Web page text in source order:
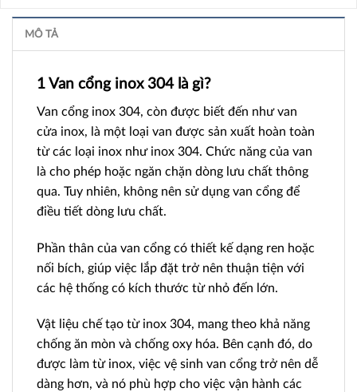
MÔ TẢ
1 Van cổng inox 304 là gì?
Van cổng inox 304, còn được biết đến như van
cửa inox, là một loại van được sản xuất hoàn toàn
từ các loại inox như inox 304. Chức năng của van
là cho phép hoặc ngăn chặn dòng lưu chất thông
qua. Tuy nhiên, không nên sử dụng van cổng để
điều tiết dòng lưu chất.
Phần thân của van cổng có thiết kế dạng ren hoặc
nối bích, giúp việc lắp đặt trở nên thuận tiện với
các hệ thống có kích thước từ nhỏ đến lớn.
Vật liệu chế tạo từ inox 304, mang theo khả năng
chống ăn mòn và chống oxy hóa. Bên cạnh đó, do
được làm từ inox, việc vệ sinh van cổng trở nên dễ
dàng hơn, và nó phù hợp cho việc vận hành các